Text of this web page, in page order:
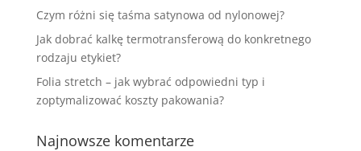
Czym różni się taśma satynowa od nylonowej?
Jak dobrać kalkę termotransferową do konkretnego
rodzaju etykiet?
Folia stretch – jak wybrać odpowiedni typ i
zoptymalizować koszty pakowania?
Najnowsze komentarze